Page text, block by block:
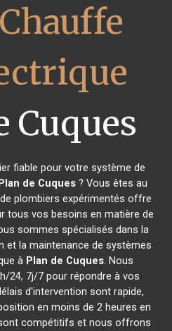
Cuques
fiable pour votre système de
de Cuques ? Vous êtes au
plombiers expérimentés offre
tous vos besoins en matière de
sommes spécialisés dans la
et la maintenance de systèmes
à Plan de Cuques. Nous
24, 7j/7 pour répondre à vos
d'intervention sont rapide,
en moins de 2 heures en
compétitifs et nous offrons